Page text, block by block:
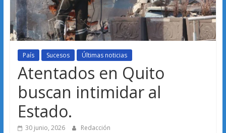
País Sucesos Últimas noticias
Atentados en Quito
buscan intimidar al
Estado.
30 junio, 2026 Redacción